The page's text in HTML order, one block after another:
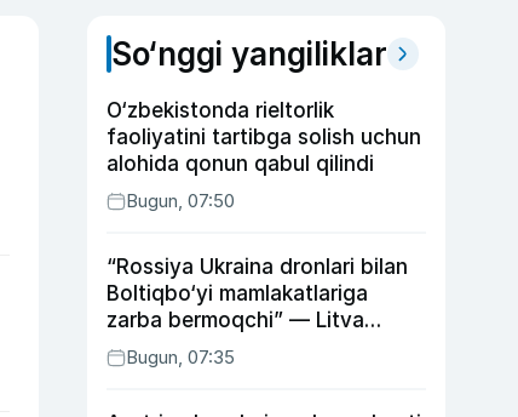
So‘nggi yangiliklar
O‘zbekistonda rieltorlik
faoliyatini tartibga solish uchun
alohida qonun qabul qilindi
Bugun, 07:50
“Rossiya Ukraina dronlari bilan
Boltiqbo‘yi mamlakatlariga
zarba bermoqchi” — Litva
mudofaa vaziri
Bugun, 07:35